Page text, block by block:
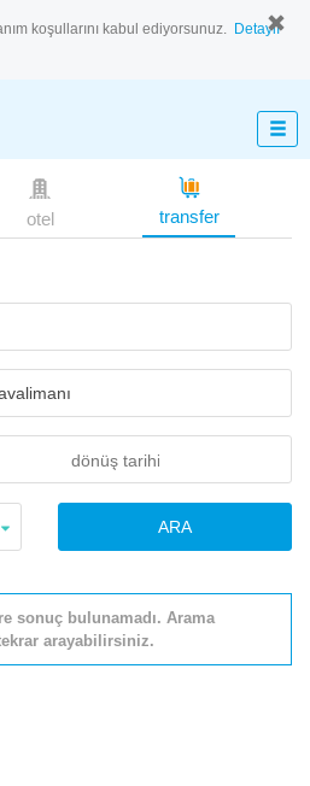
koşullarını kabul ediyorsunuz. Detaylı
otel transfer
ARA
sonuç bulunamadı. Arama
arayabilirsiniz.